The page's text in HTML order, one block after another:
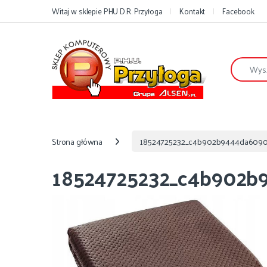
Przejdź do nawigacji
Przejdź do treściWitaj w sklepie PHU D.R. Przyłoga Kontakt Facebook
Szukaj:
Strona główna